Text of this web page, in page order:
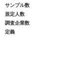
サンプル数
規定人数
調査企業数
定義